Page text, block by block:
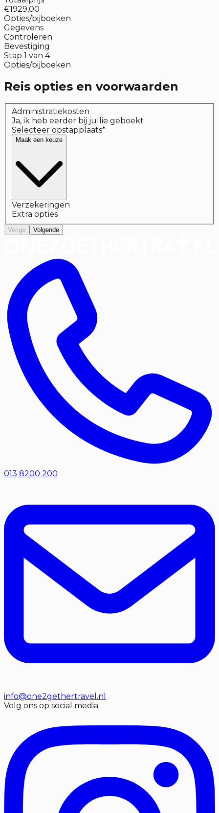
€1929,00
Opties/bijboeken
Gegevens
Controleren
Bevestiging
Stap 1 van 4
Opties/bijboeken
Reis opties en voorwaarden
Administratiekosten
Ja, ik heb eerder bij jullie geboekt
Selecteer opstapplaats*
Maak een keuze
Verzekeringen
Extra opties
Vorige Volgende
013 8200 200
info@one2gethertravel.nl
Volg ons op social media